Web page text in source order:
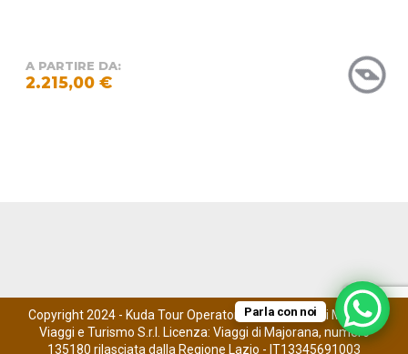
A PARTIRE DA:
2.215,00 €
Copyright 2024 - Kuda Tour Operator è un marchio di Maestro
Viaggi e Turismo S.r.l. Licenza: Viaggi di Majorana, numero
135180 rilasciata dalla Regione Lazio - IT13345691003
Parla con noi